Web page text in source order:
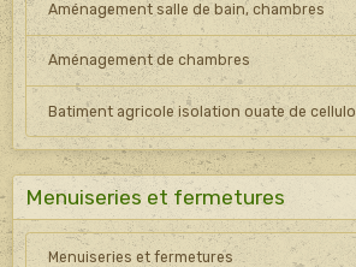
Aménagement salle de bain, chambres
Aménagement de chambres
Batiment agricole isolation ouate de
Menuiseries et fermetures
Menuiseries et fermetures